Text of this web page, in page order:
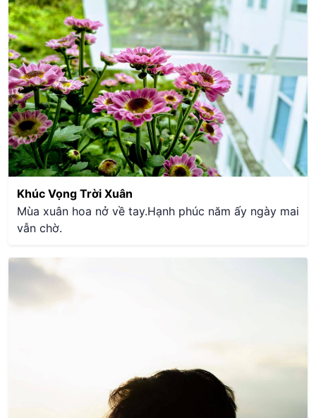
người yêu (ny). Những khó khăn ngoài kia không chỉ
là của chúng tôi, mà là của rất nhiều người trẻ khác.
Khúc Vọng Trời Xuân
Mùa xuân hoa nở về tay.Hạnh phúc năm ấy ngày mai
vẫn chờ.